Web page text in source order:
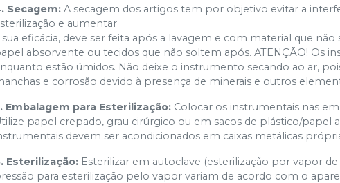
Secagem: A secagem dos artigos tem por objetivo evitar a
e aumentar
sua eficácia, deve ser feita após a lavagem e com material que
absorvente ou tecidos que não soltem após. ATENÇÃO! Os
estão úmidos. Não deixe o instrumento secando ao ar,
e corrosão devido à presença de minerais e outros
Embalagem para Esterilização: Colocar os instrumentais nas
papel crepado, grau cirúrgico ou em sacos de plástico/papel
devem ser acondicionados em caixas metálicas
Esterilização: Esterilizar em autoclave (esterilização por vapor
para esterilização pelo vapor variam de acordo com o